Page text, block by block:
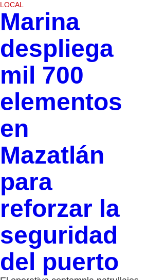
LOCAL
Marina
despliega
mil 700
elementos
en
Mazatlán
para
reforzar la
seguridad
del puerto